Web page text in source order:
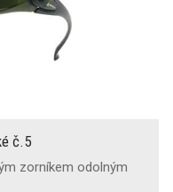
č.5
zorníkem odolným